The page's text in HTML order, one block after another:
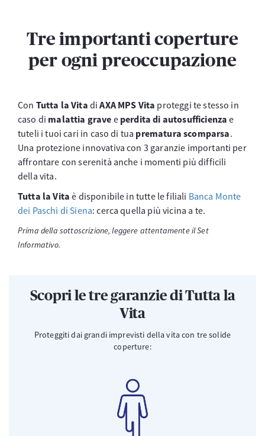
Tre importanti coperture
per ogni preoccupazione
Con Tutta la Vita diAXA MPS Vita proteggi te stesso in
caso di malattia grave e perdita di autosufficienza e
tuteli i tuoi cari in caso di tua prematura scomparsa.
Una protezione innovativa con 3 garanzie importanti per
affrontare con serenità anche i momenti più difficili
della vita.
Tutta la Vita è disponibile in tutte le filiali Banca Monte
dei Paschi di Siena: cerca quella più vicina a te.
Prima della sottoscrizione, leggere attentamente il Set
Informativo.
Scopri le tre garanzie di Tutta la
Vita
Proteggiti dai grandi imprevisti della vita con tre solide
coperture: